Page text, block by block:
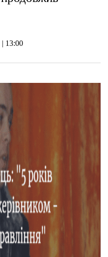
13:00